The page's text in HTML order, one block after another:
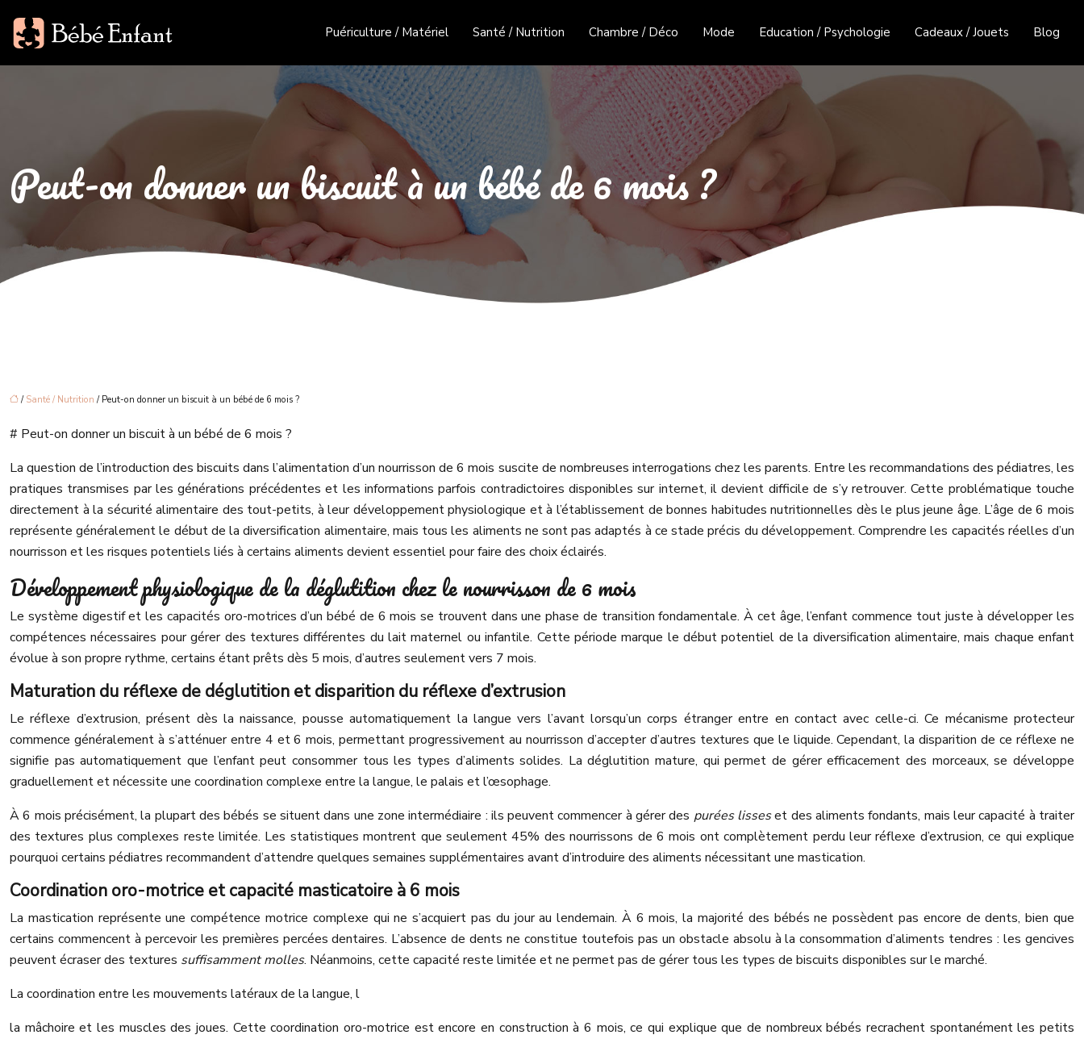
Puériculture / Matériel Santé / Nutrition Chambre / Déco Mode Education / Psychologie Cadeaux / Jouets Blog
Peut-on donner un biscuit à un bébé de 6 mois ?
/ Santé / Nutrition / Peut-on donner un biscuit à un bébé de 6 mois ?
# Peut-on donner un biscuit à un bébé de 6 mois ?
La question de l’introduction des biscuits dans l’alimentation d’un nourrisson de 6 mois suscite de nombreuses interrogations chez les parents. Entre les recommandations des pédiatres, les
pratiques transmises par les générations précédentes et les informations parfois contradictoires disponibles sur internet, il devient difficile de s’y retrouver. Cette problématique touche
directement à la sécurité alimentaire des tout-petits, à leur développement physiologique et à l’établissement de bonnes habitudes nutritionnelles dès le plus jeune âge. L’âge de 6 mois
représente généralement le début de la diversification alimentaire, mais tous les aliments ne sont pas adaptés à ce stade précis du développement. Comprendre les capacités réelles d’un
nourrisson et les risques potentiels liés à certains aliments devient essentiel pour faire des choix éclairés.
Développement physiologique de la déglutition chez le nourrisson de 6 mois
Le système digestif et les capacités oro-motrices d’un bébé de 6 mois se trouvent dans une phase de transition fondamentale. À cet âge, l’enfant commence tout juste à développer les
compétences nécessaires pour gérer des textures différentes du lait maternel ou infantile. Cette période marque le début potentiel de la diversification alimentaire, mais chaque enfant
évolue à son propre rythme, certains étant prêts dès 5 mois, d’autres seulement vers 7 mois.
Maturation du réflexe de déglutition et disparition du réflexe d’extrusion
Le réflexe d’extrusion, présent dès la naissance, pousse automatiquement la langue vers l’avant lorsqu’un corps étranger entre en contact avec celle-ci. Ce mécanisme protecteur
commence généralement à s’atténuer entre 4 et 6 mois, permettant progressivement au nourrisson d’accepter d’autres textures que le liquide. Cependant, la disparition de ce réflexe ne
signifie pas automatiquement que l’enfant peut consommer tous les types d’aliments solides. La déglutition mature, qui permet de gérer efficacement des morceaux, se développe
graduellement et nécessite une coordination complexe entre la langue, le palais et l’œsophage.
À 6 mois précisément, la plupart des bébés se situent dans une zone intermédiaire : ils peuvent commencer à gérer des purées lisseset des aliments fondants, mais leur capacité à traiter
des textures plus complexes reste limitée. Les statistiques montrent que seulement 45% des nourrissons de 6 mois ont complètement perdu leur réflexe d’extrusion, ce qui explique
pourquoi certains pédiatres recommandent d’attendre quelques semaines supplémentaires avant d’introduire des aliments nécessitant une mastication.
Coordination oro-motrice et capacité masticatoire à 6 mois
La mastication représente une compétence motrice complexe qui ne s’acquiert pas du jour au lendemain. À 6 mois, la majorité des bébés ne possèdent pas encore de dents, bien que
certains commencent à percevoir les premières percées dentaires. L’absence de dents ne constitue toutefois pas un obstacle absolu à la consommation d’aliments tendres : les gencives
peuvent écraser des textures suffisamment molles. Néanmoins, cette capacité reste limitée et ne permet pas de gérer tous les types de biscuits disponibles sur le marché.
La coordination entre les mouvements latéraux de la langue, l
la mâchoire et les muscles des joues. Cette coordination oro-motrice est encore en construction à 6 mois, ce qui explique que de nombreux bébés recrachent spontanément les petits